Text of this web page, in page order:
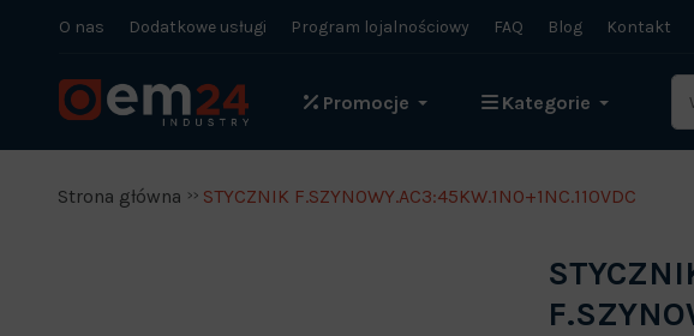
O nas Dodatkowe usługi Program lojalnościowy FAQ Blog Kontakt
Promocje Kategorie
Strona główna STYCZNIK F.SZYNOWY.AC3:45KW.1NO+1NC.110VDC